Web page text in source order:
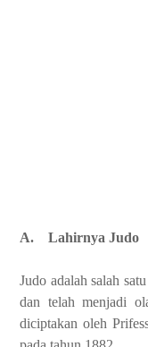
A. Lahirnya Judo
Judo adalah salah
dan telah menjadi
diciptakan oleh